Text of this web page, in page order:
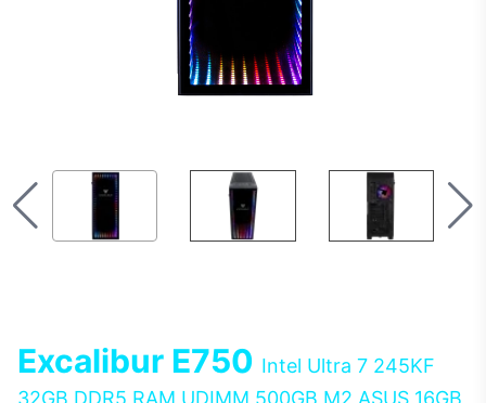
Excalibur E750 Intel Ultra 7 245KF
32GB DDR5 RAM UDIMM 500GB M2 ASUS 16GB